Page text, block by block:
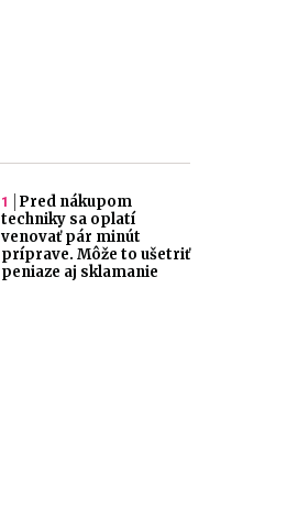
Pred nákupom
techniky sa oplatí
venovať pár minút
príprave. Môže to ušetriť
peniaze aj sklamanie